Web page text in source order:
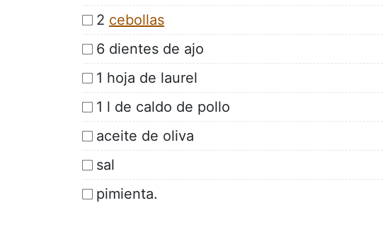
2 cebollas
6 dientes de ajo
1 hoja de laurel
1 l de caldo de pollo
aceite de oliva
sal
pimienta.